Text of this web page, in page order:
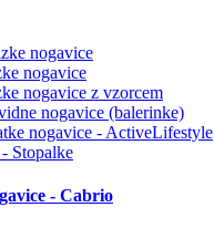
nogavice
nogavice
nogavice z vzorcem
nogavice (balerinke)
nogavice - ActiveLifestyle
- Cabrio